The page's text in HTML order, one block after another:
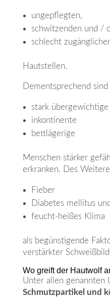
ungepflegten,
schwitzenden und /
schlecht
Hautstellen.
Dementsprechend sind
stark
inkontinente
bettlägerige
Menschen stärker
erkranken. Des
Fieber
Diabetes mellitus
feucht-heißes Klima
als begünstigende
verstärkter
Wo greift der Hautwolf
Unter allen genannten
Schmutzpartikel und